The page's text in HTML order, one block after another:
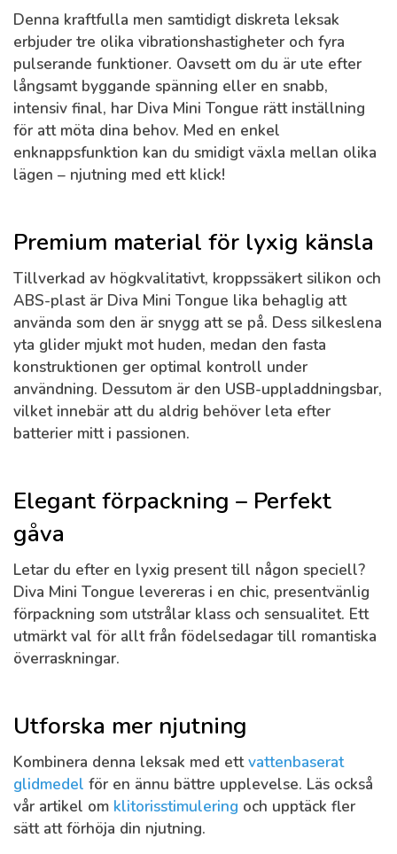
Denna kraftfulla men samtidigt diskreta leksak
erbjuder tre olika vibrationshastigheter och fyra
pulserande funktioner. Oavsett om du är ute efter
långsamt byggande spänning eller en snabb,
intensiv final, har Diva Mini Tongue rätt inställning
för att möta dina behov. Med en enkel
enknappsfunktion kan du smidigt växla mellan olika
lägen – njutning med ett klick!
Premium material för lyxig känsla
Tillverkad av högkvalitativt, kroppssäkert silikon och
ABS-plast är Diva Mini Tongue lika behaglig att
använda som den är snygg att se på. Dess silkeslena
yta glider mjukt mot huden, medan den fasta
konstruktionen ger optimal kontroll under
användning. Dessutom är den USB-uppladdningsbar,
vilket innebär att du aldrig behöver leta efter
batterier mitt i passionen.
Elegant förpackning – Perfekt
gåva
Letar du efter en lyxig present till någon speciell?
Diva Mini Tongue levereras i en chic, presentvänlig
förpackning som utstrålar klass och sensualitet. Ett
utmärkt val för allt från födelsedagar till romantiska
överraskningar.
Utforska mer njutning
Kombinera denna leksak med ettvattenbaserat
glidmedel för en ännu bättre upplevelse. Läs också
vår artikel om klitorisstimulering och upptäck fler
sätt att förhöja din njutning.